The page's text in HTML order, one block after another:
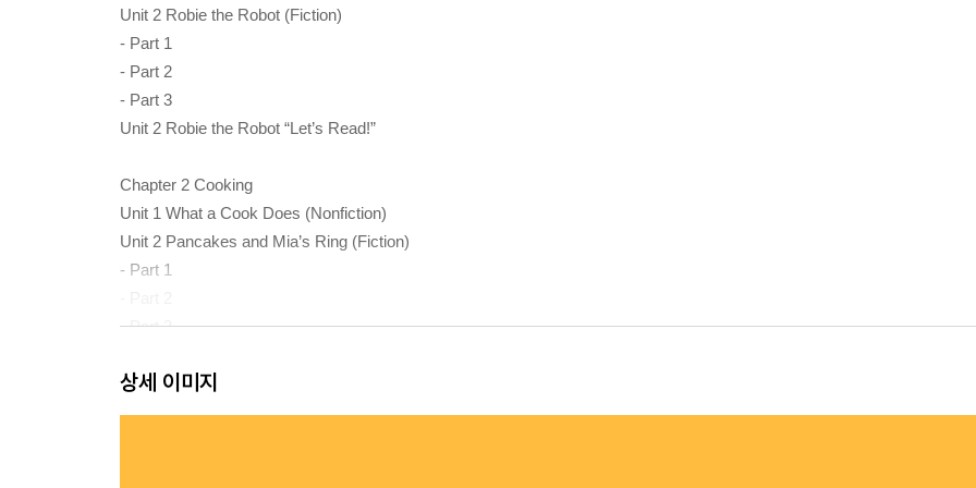
Unit 2 Robie the Robot (Fiction)
- Part 1
- Part 2
- Part 3
Unit 2 Robie the Robot “Let’s Read!”
Chapter 2 Cooking
Unit 1 What a Cook Does (Nonfiction)
Unit 2 Pancakes and Mia’s Ring (Fiction)
- Part 1
- Part 3
Chapter 3 Crocodiles
상세 이미지